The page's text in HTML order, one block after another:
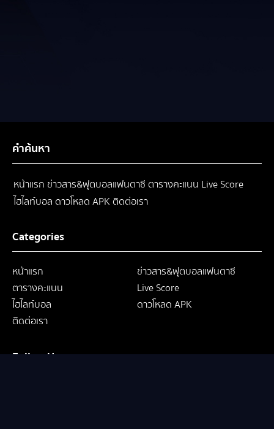
คำค้นหา
หน้าแรก ข่าวสาร&ฟุตบอลแฟนตาซีตารางคะแนน Live Score
ไฮไลท์บอลดาวโหลด APKติดต่อเรา
Categories
หน้าแรก
ข่าวสาร&ฟุตบอลแฟนตาซี
ตารางคะแนน
Live Score
ไฮไลท์บอล
ดาวโหลด APK
ติดต่อเรา
Follow Us